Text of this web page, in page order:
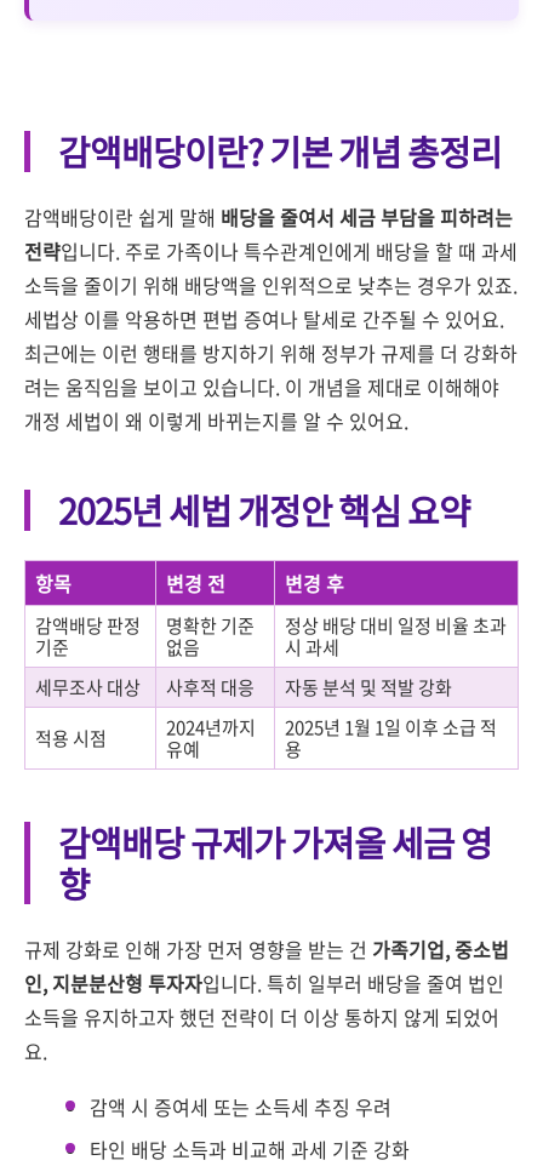
감액배당이란? 기본 개념 총정리
감액배당이란 쉽게 말해 배당을 줄여서 세금 부담을 피하려는
전략입니다. 주로 가족이나 특수관계인에게 배당을 할 때 과세
소득을 줄이기 위해 배당액을 인위적으로 낮추는 경우가 있죠.
세법상 이를 악용하면 편법 증여나 탈세로 간주될 수 있어요.
최근에는 이런 행태를 방지하기 위해 정부가 규제를 더 강화하
려는 움직임을 보이고 있습니다. 이 개념을 제대로 이해해야
개정 세법이 왜 이렇게 바뀌는지를 알 수 있어요.
2025년 세법 개정안 핵심 요약
항목 변경 전 변경 후
감액배당 판정
기준
명확한 기준
없음
정상 배당 대비 일정 비율 초과
시 과세
세무조사 대상
사후적 대응
자동 분석 및 적발 강화
적용 시점
2024년까지
유예
2025년 1월 1일 이후 소급 적
용
감액배당 규제가 가져올 세금 영
향
규제 강화로 인해 가장 먼저 영향을 받는 건 가족기업, 중소법
인, 지분분산형 투자자입니다. 특히 일부러 배당을 줄여 법인
소득을 유지하고자 했던 전략이 더 이상 통하지 않게 되었어
요.
감액 시 증여세 또는 소득세 추징 우려
타인 배당 소득과 비교해 과세 기준 강화